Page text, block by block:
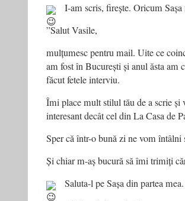
I-am scris, firește. Oricum Sașa
”Salut Vasile,
mulțumesc pentru mail. Uite ce
am fost în București și anul ăsta am
făcut fetele interviu.
Îmi place mult stilul tău de a scrie și
interesant decât cel din La Casa de
Sper că într-o bună zi ne vom
Și chiar m-aș bucură să îmi trimiți
Saluta-l pe Sașa din partea mea.